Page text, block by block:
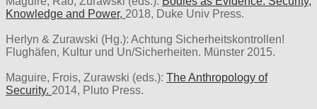
Knowledge and Power, 2018, Duke Univ Press.
Herlyn & Zurawski (Hg.): Achtung Sicherheitskontrollen!
Flughäfen, Kultur und Un/Sicherheiten. Münster 2015.
Maguire, Frois, Zurawski (eds.): The Anthropology of
Security. 2014, Pluto Press.